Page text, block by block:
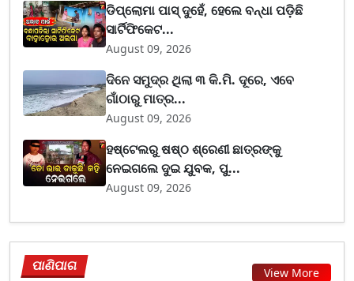
ଡିପ୍ଲୋମା ପାସ୍ ଦୁହେଁ, ହେଲେ ବନ୍ଧା ପଡ଼ିଛି
ସାର୍ଟିଫିକେଟ...
August 09, 2026
ଦିନେ ସମୁଦ୍ର ଥିଲା ୩ କି.ମି. ଦୂରେ, ଏବେ
ଗାଁଠାରୁ ମାତ୍ର...
August 09, 2026
ହଷ୍ଟେଲରୁ ଷଷ୍ଠ ଶ୍ରେଣୀ ଛାତ୍ରଙ୍କୁ
ନେଇଗଲେ ଦୁଇ ଯୁବକ, ପୁ...
August 09, 2026
ପାଣିପାଗ View More